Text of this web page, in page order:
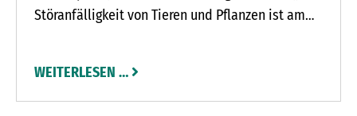
Störanfälligkeit von Tieren und Pflanzen ist am
vom Nabu Bad Segeberg diese Forderung. Mit
seinen Vereinskollegen Jens Kube und Rainer
WEITERLESEN …